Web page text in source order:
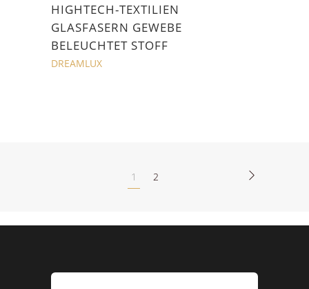
HIGHTECH-TEXTILIEN
GLASFASERN GEWEBE
BELEUCHTET STOFF
DREAMLUX
1 2